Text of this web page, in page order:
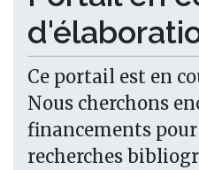
Ce portail est en
Nous cherchons
financements
recherches